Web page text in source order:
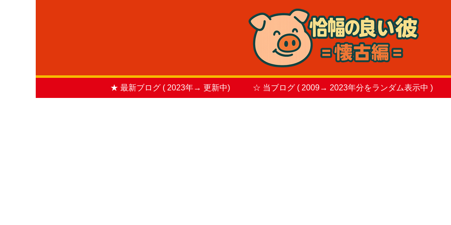
★ 最新ブログ ( 2023年→ 更新中) ☆ 当ブログ ( 2009→ 2023年分をランダム表示中 )